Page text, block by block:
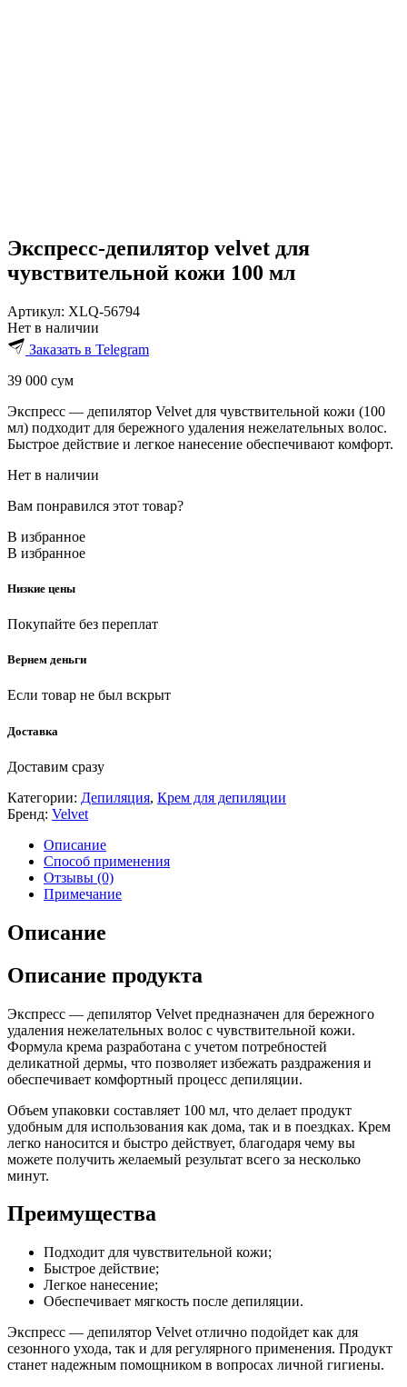
Экспресс-депилятор velvet для
чувствительной кожи 100 мл
Артикул: XLQ-56794
Нет в наличии
Заказать в Telegram
39 000 сум
Экспресс — депилятор Velvet для чувствительной кожи (100
мл) подходит для бережного удаления нежелательных волос.
Быстрое действие и легкое нанесение обеспечивают комфорт.
Нет в наличии
Вам понравился этот товар?
В избранное
В избранное
Низкие цены
Покупайте без переплат
Вернем деньги
Если товар не был вскрыт
Доставка
Доставим сразу
Категории: Депиляция, Крем для депиляции
Бренд: Velvet
Описание
Способ применения
Отзывы (0)
Примечание
Описание
Описание продукта
Экспресс — депилятор Velvet предназначен для бережного
удаления нежелательных волос с чувствительной кожи.
Формула крема разработана с учетом потребностей
деликатной дермы, что позволяет избежать раздражения и
обеспечивает комфортный процесс депиляции.
Объем упаковки составляет 100 мл, что делает продукт
удобным для использования как дома, так и в поездках. Крем
легко наносится и быстро действует, благодаря чему вы
можете получить желаемый результат всего за несколько
минут.
Преимущества
Подходит для чувствительной кожи;
Быстрое действие;
Легкое нанесение;
Обеспечивает мягкость после депиляции.
Экспресс — депилятор Velvet отлично подойдет как для
сезонного ухода, так и для регулярного применения. Продукт
станет надежным помощником в вопросах личной гигиены.